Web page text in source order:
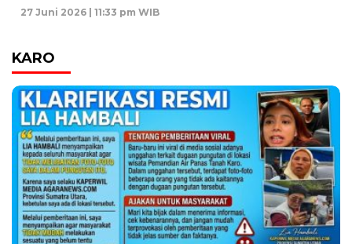
27 Juni 2026 | 11:33 pm WIB
KARO